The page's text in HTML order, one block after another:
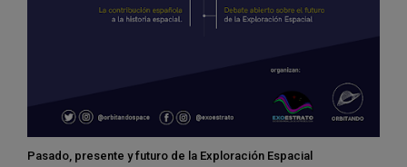
Pasado, presente y futuro de la Exploración Espacial